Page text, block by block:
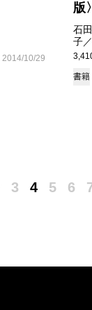
2014/10/29
版
石
子
書籍
3 4 5 6